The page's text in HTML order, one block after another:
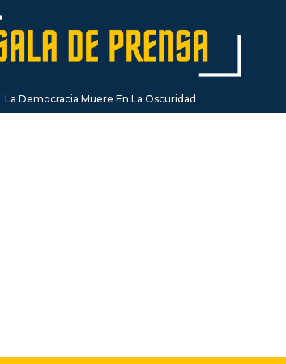
La Democracia Muere En La Oscuridad